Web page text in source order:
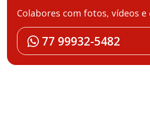
Colabores com fotos, vídeos e
77 99932-5482